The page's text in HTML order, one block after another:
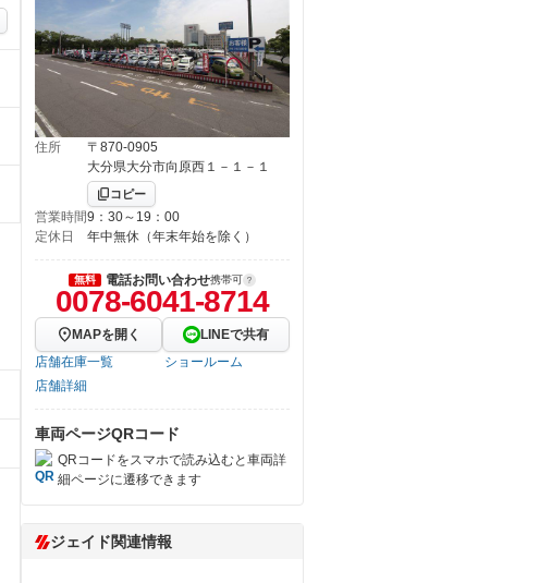
住所
〒870-0905
大分県大分市向原西１－１－１
コピー
営業時間9：30～19：00
定休日
年中無休（年末年始を除く）
無料 電話お問い合わせ携帯可
0078-6041-8714
MAPを開く
LINEで共有
店舗在庫一覧
ショールーム
店舗詳細
車両ページQRコード
QRコードをスマホで読み込むと車両詳
細ページに遷移できます
ジェイド関連情報